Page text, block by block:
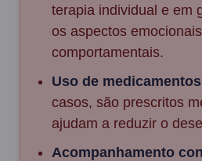
terapia individual e em
os aspectos
comportamentais.
Uso de
casos, são prescritos
ajudam a reduzir o
Acompanhamento